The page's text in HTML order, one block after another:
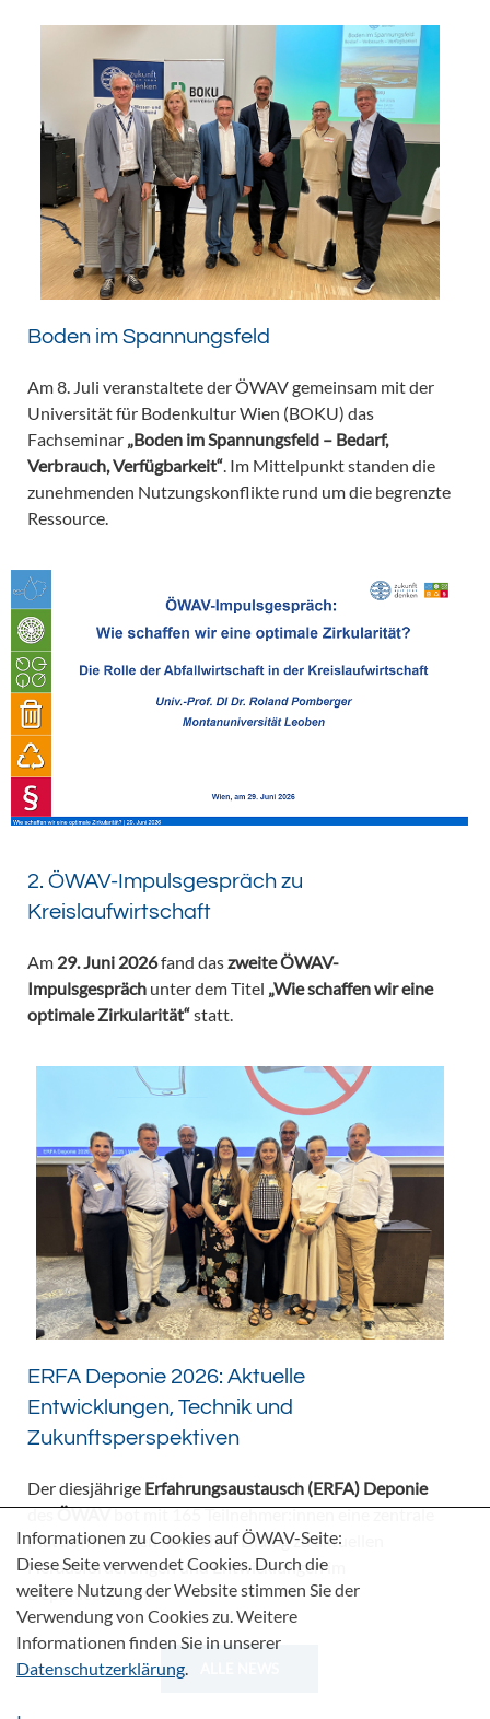
Boden im Spannungsfeld
Am 8. Juli veranstaltete der ÖWAV gemeinsam mit der
Universität für Bodenkultur Wien (BOKU) das
Fachseminar „Boden im Spannungsfeld – Bedarf,
Verbrauch, Verfügbarkeit“ . Im Mittelpunkt standen die
zunehmenden Nutzungskonflikte rund um die begrenzte
Ressource.
2. ÖWAV-Impulsgespräch zu
Kreislaufwirtschaft
Am 29. Juni 2026fand daszweite ÖWAV-
Impulsgespräch unter dem Titel „Wie schaffen wir eine
optimale Zirkularität“statt.
ERFA Deponie 2026: Aktuelle
Entwicklungen, Technik und
Zukunftsperspektiven
Der diesjährige Erfahrungsaustausch (ERFA) Deponie
desÖWAVbot mit 165 Teilnehmer:innen eine zentrale
Plattform für den fachlichen Dialog zu aktuellen
Herausforderungen und Entwicklungen im
Deponiebereich.
Informationen zu Cookies auf ÖWAV-Seite:
Diese Seite verwendet Cookies. Durch die
weitere Nutzung der Website stimmen Sie der
Verwendung von Cookies zu. Weitere
Informationen finden Sie in unserer
Datenschutzerklärung.